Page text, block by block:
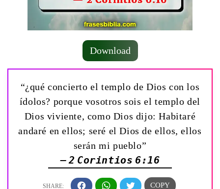
Download
“¿qué concierto el templo de Dios con los
ídolos? porque vosotros sois el templo del
Dios viviente, como Dios dijo: Habitaré
andaré en ellos; seré el Dios de ellos, ellos
serán mi pueblo”
— 2 Corintios 6:16